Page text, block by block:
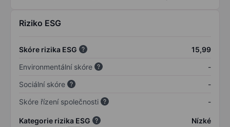
Riziko ESG
Skóre rizika ESG
15,99
Environmentální skóre
-
Sociální skóre
-
Skóre řízení společnosti
-
Kategorie rizika ESG Nízké